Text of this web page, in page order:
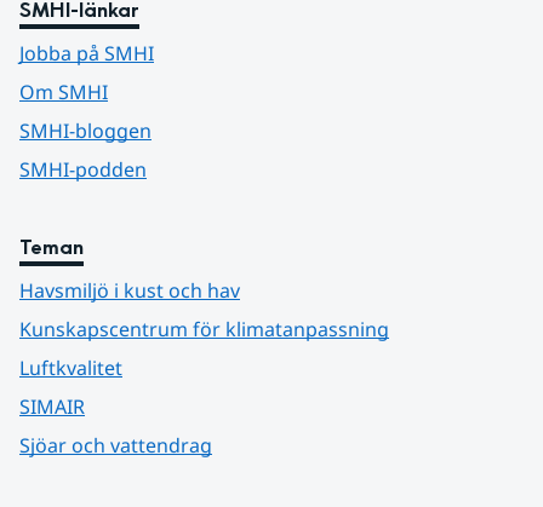
SMHI-länkar
Jobba på SMHI
Om SMHI
SMHI-bloggen
SMHI-podden
Teman
Havsmiljö i kust och hav
Kunskapscentrum för klimatanpassning
Luftkvalitet
SIMAIR
Sjöar och vattendrag